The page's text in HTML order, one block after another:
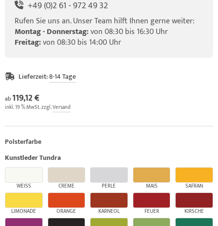
+49 (0)2 61 - 972 49 32
Rufen Sie uns an. Unser Team hilft Ihnen gerne weiter:
Montag - Donnerstag:von 08:30 bis 16:30 Uhr
Freitag:von 08:30 bis 14:00 Uhr
Lieferzeit:8-14 Tage
ab 119,12 €
inkl. 19 % MwSt. zzgl.Versand
Polsterfarbe
Kunstleder Tundra
WEISS CREME PERLE MAIS SAFRAN
LIMONADE ORANGE KARNEOL FEUER KIRSCHE